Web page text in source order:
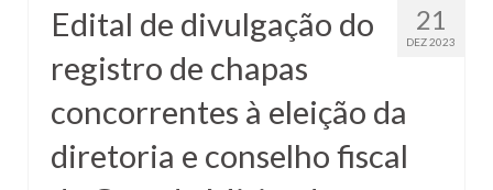
21
DEZ 2023
Edital de divulgação do
registro de chapas
concorrentes à eleição da
diretoria e conselho fiscal